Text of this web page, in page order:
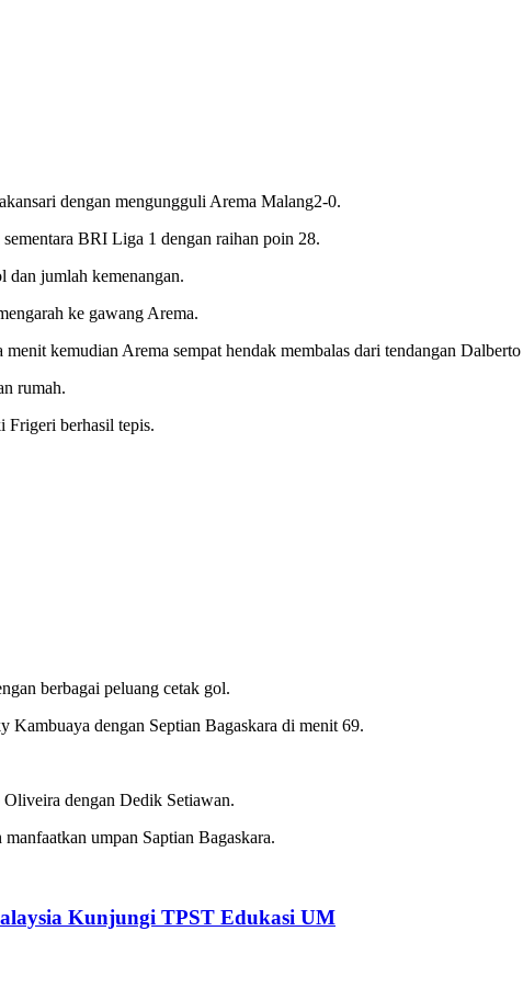
dengan mengungguli Arema Malang2-0.
BRI Liga 1 dengan raihan poin 28.
dan jumlah kemenangan.
ke gawang Arema.
kemudian Arema sempat hendak membalas dari tendangan
rumah.
Frigeri berhasil tepis.
berbagai peluang cetak gol.
Kambuaya dengan Septian Bagaskara di menit 69.
Oliveira dengan Dedik Setiawan.
umpan Saptian Bagaskara.
Kunjungi TPST Edukasi UM